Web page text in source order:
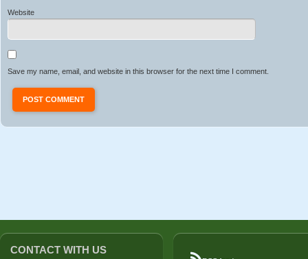
Website
Save my name, email, and website in this browser for the next time I comment.
CONTACT WITH US